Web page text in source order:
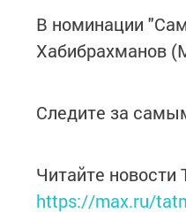
В номинации
Хабибрахманов
Следите за
Читайте
https://max.ru/